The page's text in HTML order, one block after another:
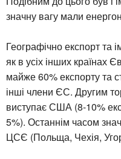
значну вагу мали
Географічно експорт та
як в усіх інших країнах
майже 60% експорту та
інші члени ЄС. Другим
виступає США (8-10%
5%). Останнім часом
ЦСЄ (Польща, Чехія,